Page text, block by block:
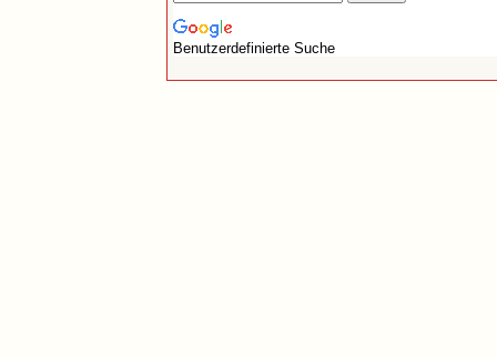
Benutzerdefinierte Suche